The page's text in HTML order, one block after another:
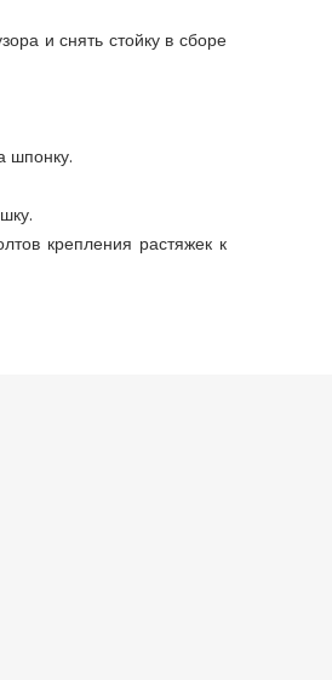
и снять стойку в сборе
шпонку.
крепления растяжек к